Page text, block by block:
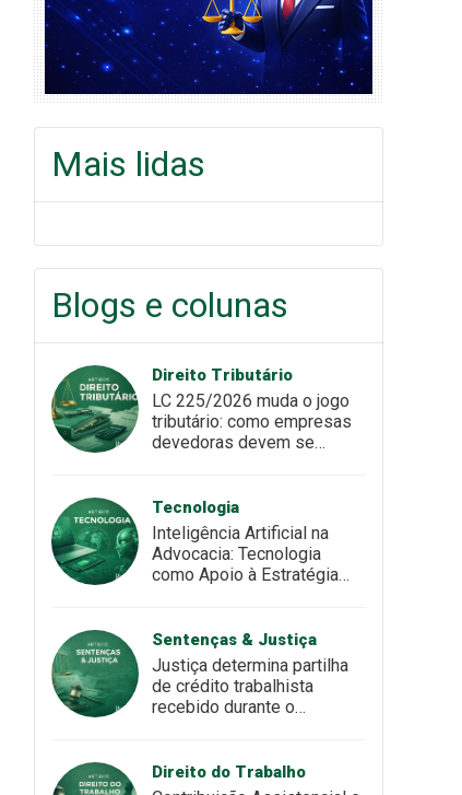
Mais lidas
Blogs e colunas
Direito Tributário
LC 225/2026 muda o jogo
tributário: como empresas
devedoras devem se
Tecnologia
Inteligência Artificial na
Advocacia: Tecnologia
como Apoio à Estratégia
Sentenças & Justiça
Justiça determina partilha
de crédito trabalhista
recebido durante o
Direito do Trabalho